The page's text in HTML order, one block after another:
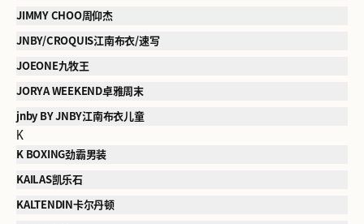
JIMMY CHOO周仰杰
JNBY/CROQUIS江南布衣/速写
JOEONE九牧王
JORYA WEEKEND卓雅周末
jnby BY JNBY江南布衣儿童
K
K BOXING劲霸男装
KAILAS凯乐石
KALTENDIN卡尔丹顿